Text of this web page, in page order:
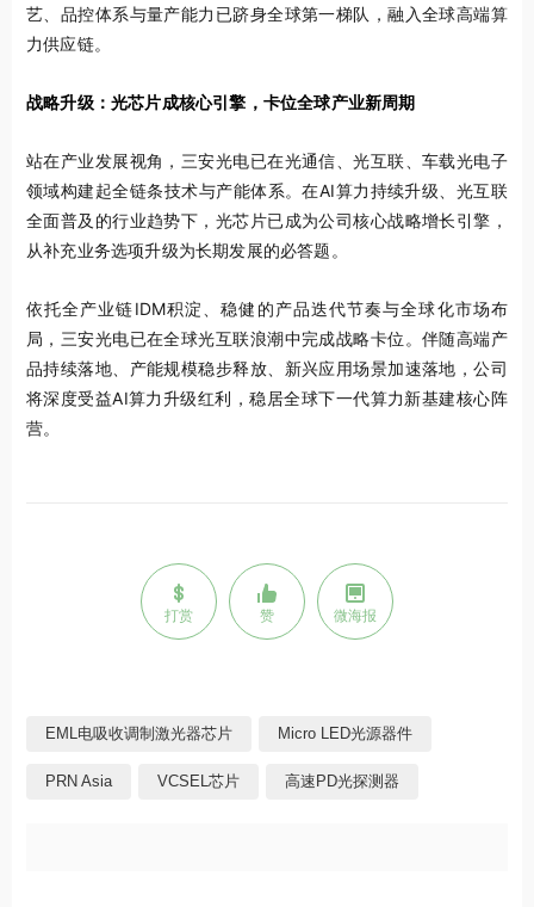
艺、品控体系与量产能力已跻身全球第一梯队，融入全球高端算
力供应链。
战略升级：光芯片成核心引擎，卡位全球产业新周期
站在产业发展视角，三安光电已在光通信、光互联、车载光电子
领域构建起全链条技术与产能体系。在AI算力持续升级、光互联
全面普及的行业趋势下，光芯片已成为公司核心战略增长引擎，
从补充业务选项升级为长期发展的必答题。
依托全产业链IDM积淀、稳健的产品迭代节奏与全球化市场布
局，三安光电已在全球光互联浪潮中完成战略卡位。伴随高端产
品持续落地、产能规模稳步释放、新兴应用场景加速落地，公司
将深度受益AI算力升级红利，稳居全球下一代算力新基建核心阵
营。
打赏 赞 微海报
EML电吸收调制激光器芯片 Micro LED光源器件
PRN Asia VCSEL芯片 高速PD光探测器